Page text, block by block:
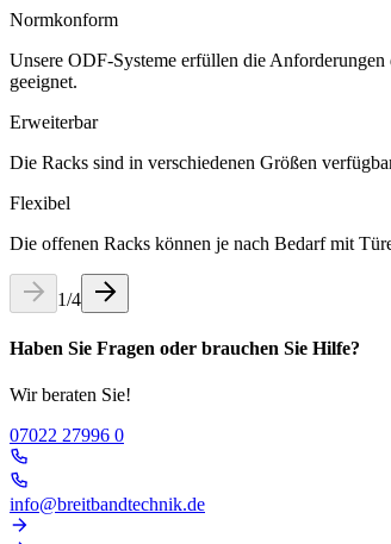
Normkonform
Unsere ODF-Systeme erfüllen die
geeignet.
Erweiterbar
Die Racks sind in verschiedenen Größen
Flexibel
Die offenen Racks können je nach Bedarf mit
1/4
Haben Sie Fragen oder brauchen Sie Hilfe?
Wir beraten Sie!
07022 27996 0
info@breitbandtechnik.de